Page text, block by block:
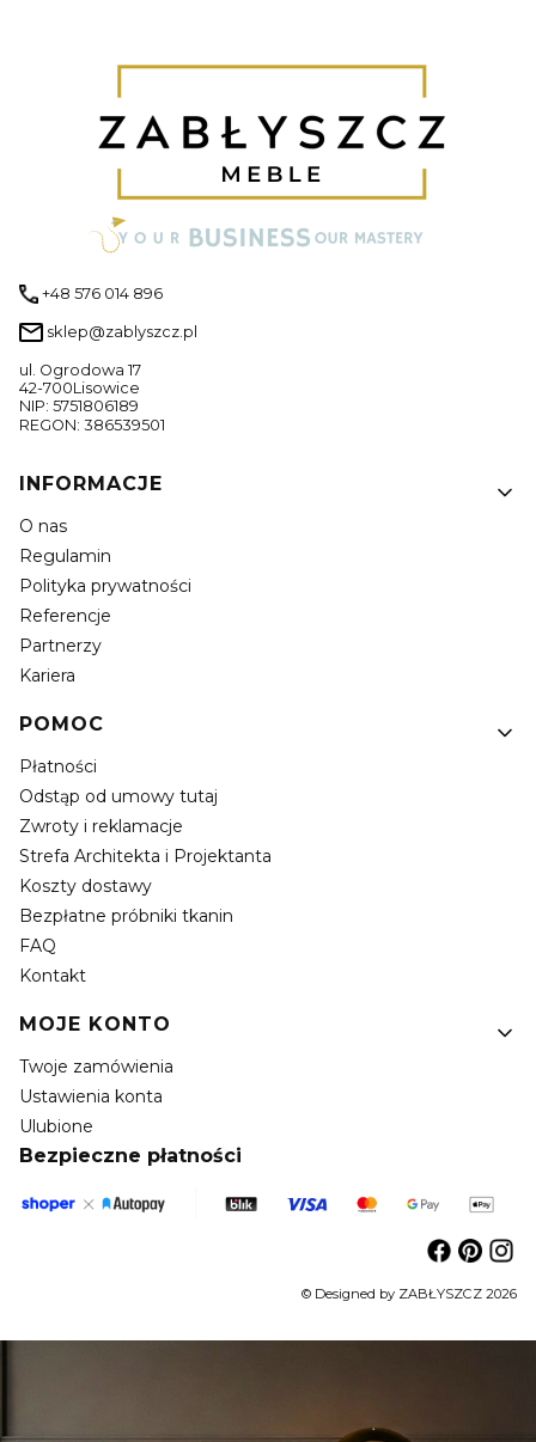
+48 576 014 896
sklep@zablyszcz.pl
ul. Ogrodowa 17
42-700Lisowice
NIP: 5751806189
REGON: 386539501
Linki w stopce
INFORMACJE
O nas
Regulamin
Polityka prywatności
Referencje
Partnerzy
Kariera
POMOC
Płatności
Odstąp od umowy tutaj
Zwroty i reklamacje
Strefa Architekta i Projektanta
Koszty dostawy
Bezpłatne próbniki tkanin
FAQ
Kontakt
MOJE KONTO
Twoje zamówienia
Ustawienia konta
Ulubione
Bezpieczne płatności
© Designed by ZABŁYSZCZ 2026